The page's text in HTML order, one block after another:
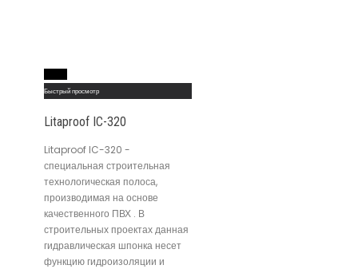
Быстрый просмотр
Litaproof IC-320
Litaproof IC-320 -
специальная строительная
технологическая полоса,
производимая на основе
качественного ПВХ . В
строительных проектах данная
гидравлическая шпонка несет
функцию гидроизоляции и